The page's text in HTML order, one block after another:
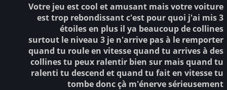
Votre jeu est cool et amusant mais votre voiture
est trop rebondissant c'est pour quoi j'ai mis 3
étoiles en plus il ya beaucoup de collines
surtout le niveau 3 je n'arrive pas à le remporter
quand tu roule en vitesse quand tu arrives à des
collines tu peux ralentir bien sur mais quand tu
ralenti tu descend et quand tu fait en vitesse tu
tombe donc çà m'énerve sérieusement